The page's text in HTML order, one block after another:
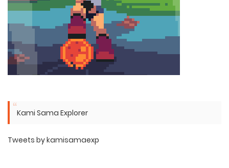
Kami Sama Explorer
Tweets by kamisamaexp